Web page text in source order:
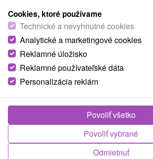
VŠETKY TOP - NAJPREDÁVANEJŠIE
Cookies, ktoré používame
Technické a nevyhnutné cookies
Analytické a marketingové cookies
Reklamné úložisko
Reklamné používateľské dáta
Personalizácia reklám
Odmietnuť
Povoliť vybrané
Povoliť všetko